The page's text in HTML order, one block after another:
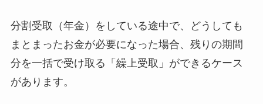
分割受取（年金）をしている途中で、どうしても
まとまったお金が必要になった場合、残りの期間
分を一括で受け取る「繰上受取」ができるケース
があります。